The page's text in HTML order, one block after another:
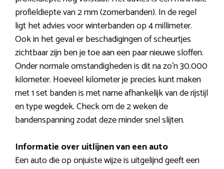
profieldiepte van 2 mm (zomerbanden). In de regel
ligt het advies voor winterbanden op 4 millimeter.
Ook in het geval er beschadigingen of scheurtjes
zichtbaar zijn ben je toe aan een paar nieuwe sloffen.
Onder normale omstandigheden is dit na zo’n 30.000
kilometer. Hoeveel kilometer je precies kunt maken
met 1 set banden is met name afhankelijk van de rijstijl
en type wegdek. Check om de 2 weken de
bandenspanning zodat deze minder snel slijten.
Informatie over uitlijnen van een auto
Een auto die op onjuiste wijze is uitgelijnd geeft een